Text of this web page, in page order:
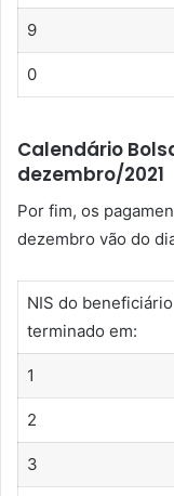
9
0
Calendário
dezembro/2021
Por fim, os
dezembro vão do
NIS do beneficiário
terminado em:
1
2
3